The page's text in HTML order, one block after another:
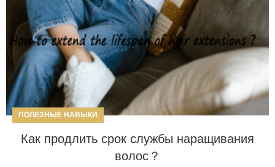
ПОЛЕЗНЫЕ НАВЫКИ
Как продлить срок службы наращивания
волос？